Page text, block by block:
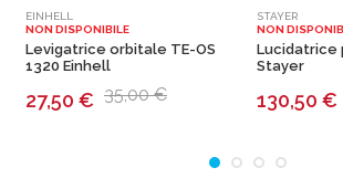
EINHELL
NON DISPONIBILE
Levigatrice orbitale TE-OS
1320 Einhell
27,50 € 35,00 €
STAYER
NON
Lucidatrice
Stayer
130,50 €